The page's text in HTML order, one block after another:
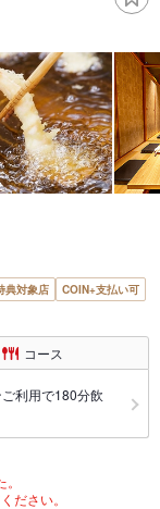
典対象店
COIN+支払い可
コース
利用で180分飲
ださい。